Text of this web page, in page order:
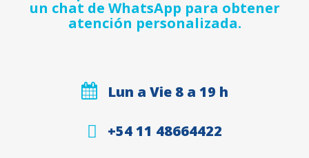
un chat de WhatsApp para obtener
atención personalizada.
Lun a Vie 8 a 19 h
+54 11 48664422